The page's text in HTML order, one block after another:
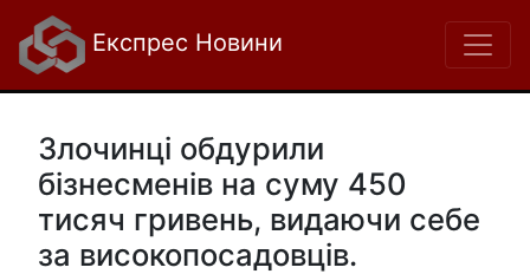
Експрес Новини
Злочинці обдурили
бізнесменів на суму 450
тисяч гривень, видаючи себе
за високопосадовців.